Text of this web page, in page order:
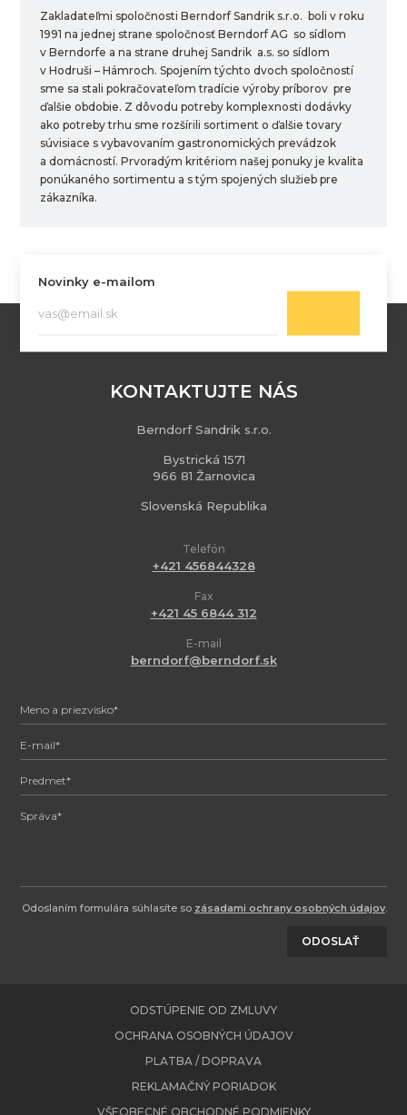
Zakladateľmi spoločnosti Berndorf Sandrik s.r.o. boli v roku
1991 na jednej strane spoločnosť Berndorf AG so sídlom
v Berndorfe a na strane druhej Sandrik a.s. so sídlom
v Hodruši – Hámroch. Spojením týchto dvoch spoločností
sme sa stali pokračovateľom tradície výroby príborov pre
ďalšie obdobie. Z dôvodu potreby komplexnosti dodávky
ako potreby trhu sme rozšírili sortiment o ďalšie tovary
súvisiace s vybavovaním gastronomických prevádzok
a domácností. Prvoradým kritériom našej ponuky je kvalita
ponúkaného sortimentu a s tým spojených služieb pre
zákazníka.
Novinky e-mailom
KONTAKTUJTE NÁS
Berndorf Sandrik s.r.o.
Bystrická 1571
966 81 Žarnovica
Slovenská Republika
Telefón
+421 456844328
Fax
+421 45 6844 312
E-mail
berndorf@berndorf.sk
Odoslaním formulára súhlasíte so zásadami ochrany osobných údajov.
ODOSLAŤ
ODSTÚPENIE OD ZMLUVY
OCHRANA OSOBNÝCH ÚDAJOV
PLATBA / DOPRAVA
REKLAMAČNÝ PORIADOK
VŠEOBECNÉ OBCHODNÉ PODMIENKY